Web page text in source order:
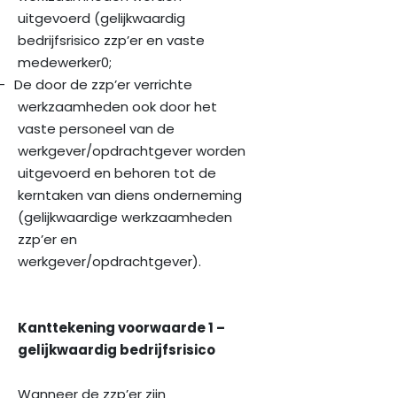
uitgevoerd (gelijkwaardig
bedrijfsrisico zzp’er en vaste
medewerker0;
De door de zzp’er verrichte
werkzaamheden ook door het
vaste personeel van de
werkgever/opdrachtgever worden
uitgevoerd en behoren tot de
kerntaken van diens onderneming
(gelijkwaardige werkzaamheden
zzp’er en
werkgever/opdrachtgever).
Kanttekening voorwaarde 1 –
gelijkwaardig bedrijfsrisico
Wanneer de zzp’er zijn